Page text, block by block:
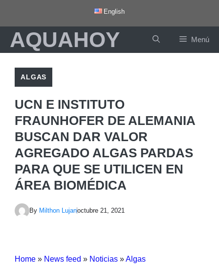
contenido
English
AQUAHOY Menú
ALGAS
UCN E INSTITUTO
FRAUNHOFER DE ALEMANIA
BUSCAN DAR VALOR
AGREGADO ALGAS PARDAS
PARA QUE SE UTILICEN EN
ÁREA BIOMÉDICA
By Milthon Lujanoctubre 21, 2021
Home » News feed » Noticias »Algas